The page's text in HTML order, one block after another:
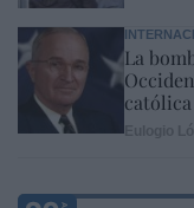
La
católica